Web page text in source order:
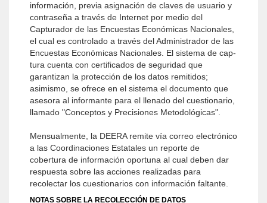
información, previa asignación de claves de usuario y
contraseña a través de Internet por medio del
Capturador de las Encuestas Económicas Nacionales,
el cual es controlado a través del Administrador de las
Encuestas Económicas Nacionales. El sistema de cap­
tura cuenta con certificados de seguridad que
garantizan la protección de los datos remitidos;
asimismo, se ofrece en el sistema el documento que
asesora al informante para el llenado del cuestionario,
llamado "Conceptos y Precisiones Metodológicas".
Mensualmente, la DEERA remite vía correo electrónico
a las Coordinacio­nes Estatales un reporte de
cobertura de información oportuna al cual deben dar
respuesta sobre las acciones realizadas para
recolectar los cuestionarios con información faltante.
NOTAS SOBRE LA RECOLECCIÓN DE DATOS